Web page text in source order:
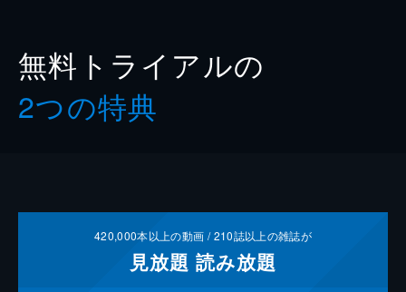
無料トライアルの
2つの特典
420,000本以上の動画 /210誌以上の雑誌が
見放題 読み放題